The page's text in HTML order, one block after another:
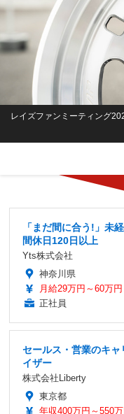
レイズファンミーティング
「まだ間に合う!」未
間休日120日以上
Yts株式会社
神奈川県
月給29万円～60万円
正社員
セールス・営業のキ
イザー
株式会社Liberty
東京都
年収400万円～550万